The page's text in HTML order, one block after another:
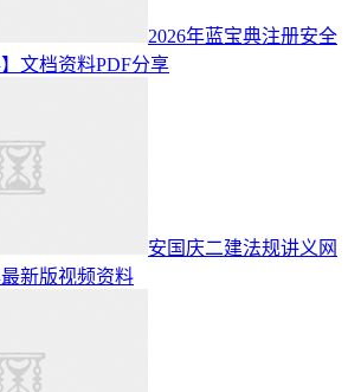
2026年蓝宝典注册安全
文档资料PDF分享
安国庆二建法规讲义网
新版视频资料